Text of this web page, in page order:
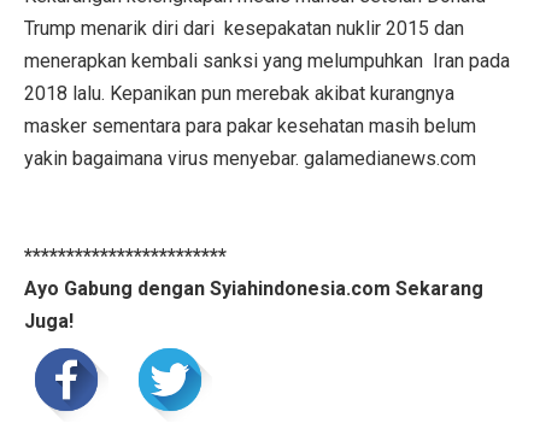
Trump menarik diri dari kesepakatan nuklir 2015 dan
menerapkan kembali sanksi yang melumpuhkan Iran pada
2018 lalu. Kepanikan pun merebak akibat kurangnya
masker sementara para pakar kesehatan masih belum
yakin bagaimana virus menyebar. galamedianews.com
************************
Ayo Gabung dengan Syiahindonesia.com Sekarang
Juga!